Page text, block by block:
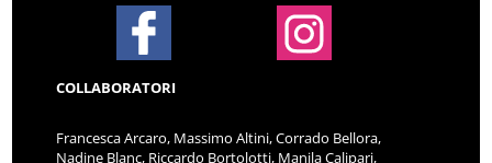
COLLABORATORI
Francesca Arcaro, Massimo Altini, Corrado Bellora,
Nadine Blanc, Riccardo Bortolotti, Manila Calipari,